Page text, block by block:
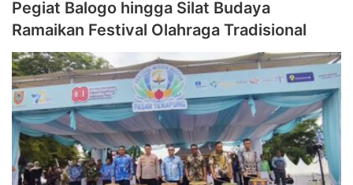
Pegiat Balogo hingga Silat Budaya
Ramaikan Festival Olahraga Tradisional